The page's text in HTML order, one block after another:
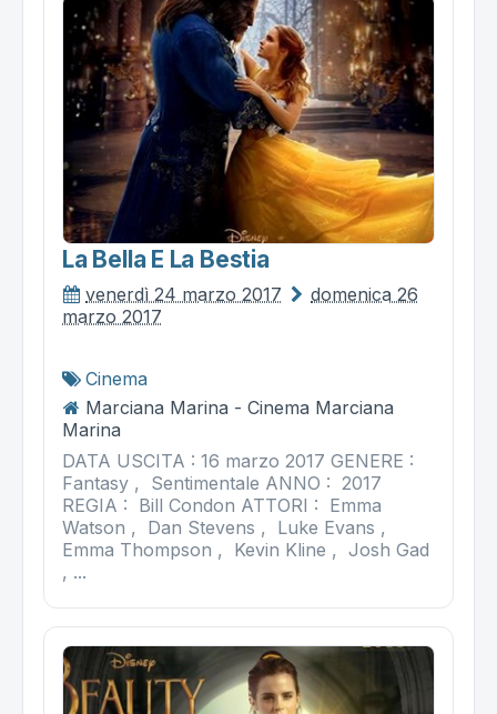
La Bella E La Bestia
venerdì 24 marzo 2017
domenica 26
marzo 2017
Cinema
Marciana Marina - Cinema Marciana
Marina
DATA USCITA : 16 marzo 2017 GENERE :
Fantasy , Sentimentale ANNO : 2017
REGIA : Bill Condon ATTORI : Emma
Watson , Dan Stevens , Luke Evans ,
Emma Thompson , Kevin Kline , Josh Gad
, ...